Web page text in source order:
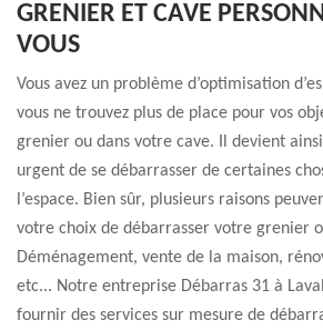
GRENIER ET CAVE
VOUS
Vous avez un problème d’optimisation
vous ne trouvez plus de place pour vos
grenier ou dans votre cave. Il devient
urgent de se débarrasser de certaines
l’espace. Bien sûr, plusieurs raisons
votre choix de débarrasser votre grenier
Déménagement, vente de la maison,
etc... Notre entreprise Débarras 31 à
fournir des services sur mesure de